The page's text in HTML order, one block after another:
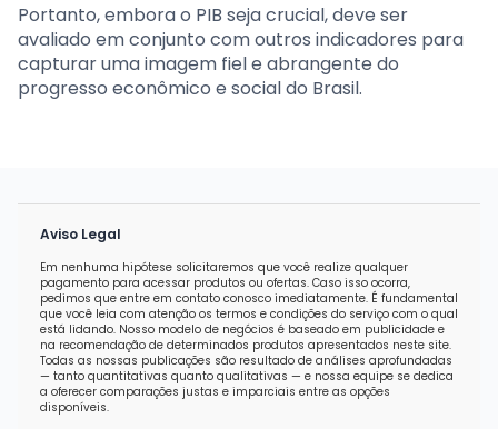
Portanto, embora o PIB seja crucial, deve ser
avaliado em conjunto com outros indicadores para
capturar uma imagem fiel e abrangente do
progresso econômico e social do Brasil.
Aviso Legal
Em nenhuma hipótese solicitaremos que você realize qualquer
pagamento para acessar produtos ou ofertas. Caso isso ocorra,
pedimos que entre em contato conosco imediatamente. É fundamental
que você leia com atenção os termos e condições do serviço com o qual
está lidando. Nosso modelo de negócios é baseado em publicidade e
na recomendação de determinados produtos apresentados neste site.
Todas as nossas publicações são resultado de análises aprofundadas
— tanto quantitativas quanto qualitativas — e nossa equipe se dedica
a oferecer comparações justas e imparciais entre as opções
disponíveis.